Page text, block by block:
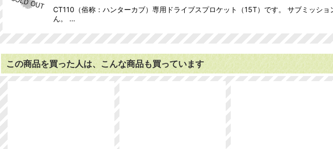
CT110（俗称：ハンターカブ）専用ドライブスプロケット（15T）です。 サブミッシ
ん。 …
この商品を買った人は、こんな商品も買っています